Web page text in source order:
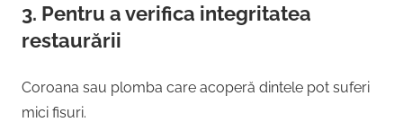
3. Pentru a verifica integritatea
restaurării
Coroana sau plomba care acoperă dintele pot suferi
mici fisuri.